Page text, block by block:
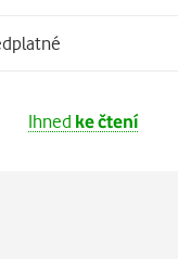
Ihned ke čtení